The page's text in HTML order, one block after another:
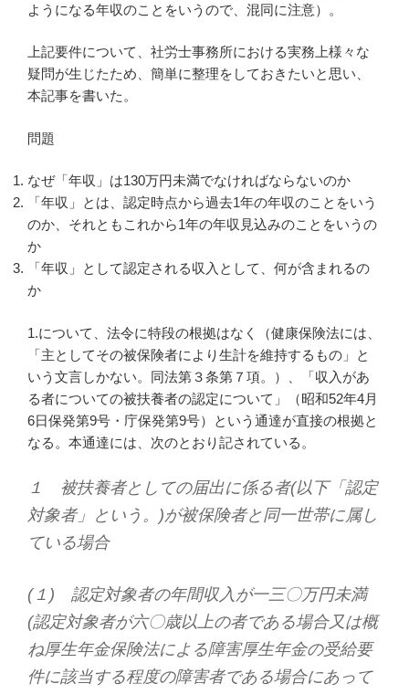
ようになる年収のことをいうので、混同に注意）。
上記要件について、社労士事務所における実務上様々な
疑問が生じたため、簡単に整理をしておきたいと思い、
本記事を書いた。
問題
なぜ「年収」は130万円未満でなければならないのか
「年収」とは、認定時点から過去1年の年収のことをいう
のか、それともこれから1年の年収見込みのことをいうの
か
「年収」として認定される収入として、何が含まれるの
か
1.について、法令に特段の根拠はなく（健康保険法には、
「主としてその被保険者により生計を維持するもの」と
いう文言しかない。同法第３条第７項。）、「収入があ
る者についての被扶養者の認定について」（昭和52年4月
6日保発第9号・庁保発第9号）という通達が直接の根拠と
なる。本通達には、次のとおり記されている。
１ 被扶養者としての届出に係る者(以下「認定
対象者」という。)が被保険者と同一世帯に属し
ている場合
(１) 認定対象者の年間収入が一三〇万円未満
(認定対象者が六〇歳以上の者である場合又は概
ね厚生年金保険法による障害厚生年金の受給要
件に該当する程度の障害者である場合にあって